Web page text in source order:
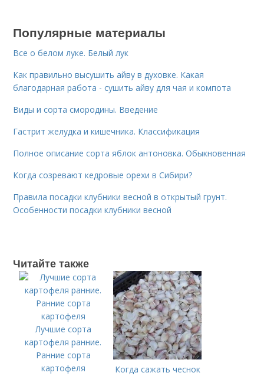
Популярные материалы
Все о белом луке. Белый лук
Как правильно высушить айву в духовке. Какая
благодарная работа - сушить айву для чая и компота
Виды и сорта смородины. Введение
Гастрит желудка и кишечника. Классификация
Полное описание сорта яблок антоновка. Обыкновенная
Когда созревают кедровые орехи в Сибири?
Правила посадки клубники весной в открытый грунт.
Особенности посадки клубники весной
Читайте также
Лучшие сорта
картофеля ранние.
Ранние сорта
картофеля
Когда сажать чеснок